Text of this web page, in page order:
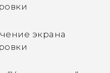
экрана